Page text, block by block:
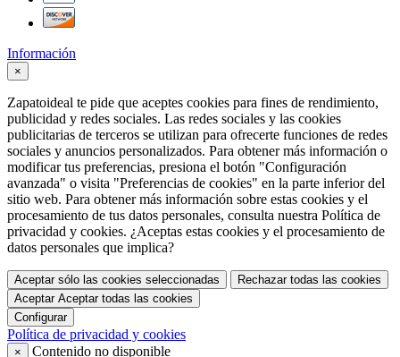
Información
×
Zapatoideal te pide que aceptes cookies para fines de rendimiento,
publicidad y redes sociales. Las redes sociales y las cookies
publicitarias de terceros se utilizan para ofrecerte funciones de redes
sociales y anuncios personalizados. Para obtener más información o
modificar tus preferencias, presiona el botón "Configuración
avanzada" o visita "Preferencias de cookies" en la parte inferior del
sitio web. Para obtener más información sobre estas cookies y el
procesamiento de tus datos personales, consulta nuestra Política de
privacidad y cookies. ¿Aceptas estas cookies y el procesamiento de
datos personales que implica?
Aceptar sólo las cookies seleccionadas
Rechazar todas las cookies
Aceptar Aceptar todas las cookies
Configurar
Política de privacidad y cookies
× Contenido no disponible